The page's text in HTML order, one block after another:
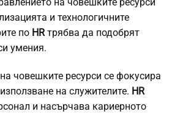
и технологичните
по HR трябва да подобрят
умения.
човешките ресурси се фокусира
на служителите. HR
и насърчава кариерното